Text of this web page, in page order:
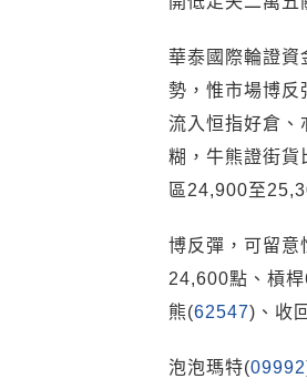
華泰國際輪證資
勢，惟市場博反
流入恒指好倉、
糊，牛熊證街貨
區24,900至
博反彈，可留意
24,600點、槓
熊(62547)、收
泡泡瑪特(09992